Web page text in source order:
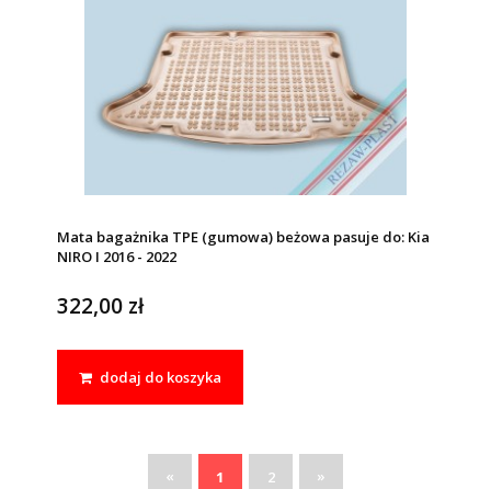
Mata bagażnika TPE (gumowa) beżowa pasuje do: Kia
NIRO I 2016 - 2022
322,00 zł
dodaj do koszyka
« 1 2 »